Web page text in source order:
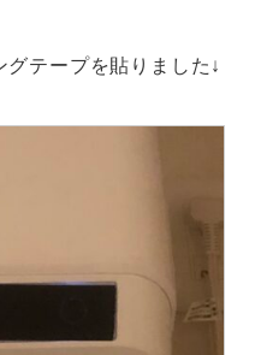
テープを貼りました↓